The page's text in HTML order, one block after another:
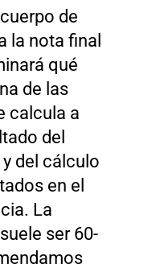
de
la nota final
qué
de las
calcula a
del
del cálculo
en el
La
ser 60-